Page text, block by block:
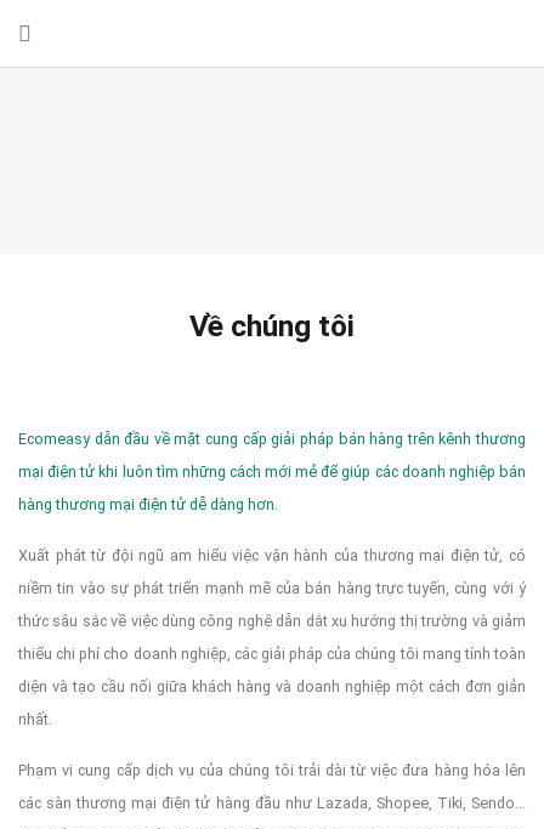
Về chúng tôi
Ecomeasy dẫn đầu về mặt cung cấp giải pháp bán hàng trên kênh thương
mại điện tử khi luôn tìm những cách mới mẻ để giúp các doanh nghiệp bán
hàng thương mại điện tử dễ dàng hơn.
Xuất phát từ đội ngũ am hiểu việc vận hành của thương mại điện tử, có
niềm tin vào sự phát triển mạnh mẽ của bán hàng trực tuyến, cùng với ý
thức sâu sắc về việc dùng công nghệ dẫn dắt xu hướng thị trường và giảm
thiểu chi phí cho doanh nghiệp, các giải pháp của chúng tôi mang tính toàn
diện và tạo cầu nối giữa khách hàng và doanh nghiệp một cách đơn giản
nhất.
Phạm vi cung cấp dịch vụ của chúng tôi trải dài từ việc đưa hàng hóa lên
các sàn thương mại điện tử hàng đầu như Lazada, Shopee, Tiki, Sendo...